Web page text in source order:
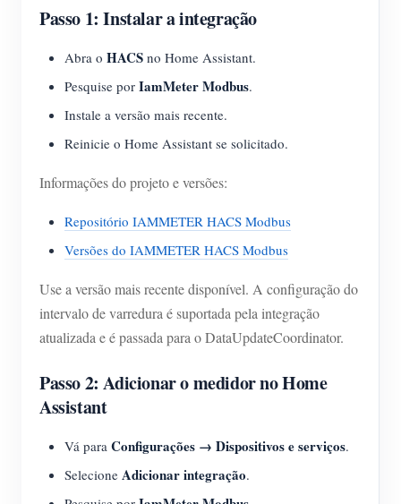
Passo 1: Instalar a integração
Abra o HACS no Home Assistant.
Pesquise por IamMeter Modbus.
Instale a versão mais recente.
Reinicie o Home Assistant se solicitado.
Informações do projeto e versões:
Repositório IAMMETER HACS Modbus
Versões do IAMMETER HACS Modbus
Use a versão mais recente disponível. A configuração do
intervalo de varredura é suportada pela integração
atualizada e é passada para o DataUpdateCoordinator.
Passo 2: Adicionar o medidor no Home
Assistant
Vá para Configurações → Dispositivos e serviços.
Selecione Adicionar integração.